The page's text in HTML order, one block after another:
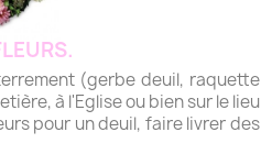
(gerbe deuil, raquette
à l'Eglise ou bien sur le lieu
pour un deuil, faire livrer des